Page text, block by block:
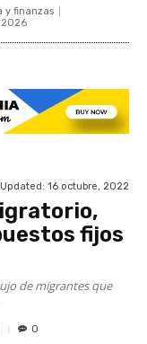
y finanzas